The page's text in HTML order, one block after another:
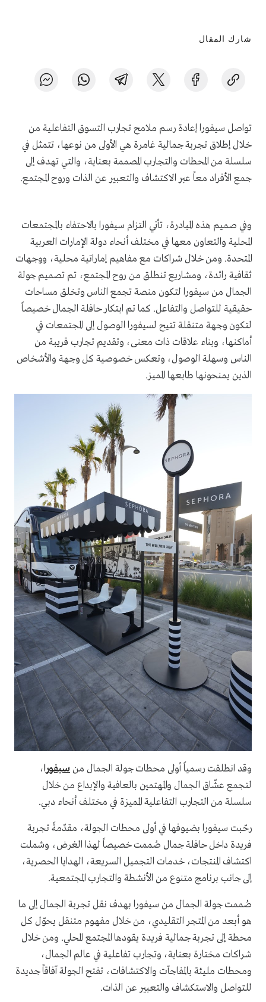
شارك المقال
تواصل سيفورا إعادة رسم ملامح تجارب التسوق التفاعلية من
خلال إطلاق تجربة جمالية غامرة هي الأولى من نوعها، تتمثل في
سلسلة من المحطات والتجارب المصممة بعناية، والتي تهدف إلى
جمع الأفراد معاً عبر الاكتشاف والتعبير عن الذات وروح المجتمع.
وفي صميم هذه المبادرة، تأتي التزام سيفورا بالاحتفاء بالمجتمعات
المحلية والتعاون معها في مختلف أنحاء دولة الإمارات العربية
المتحدة. ومن خلال شراكات مع مفاهيم إماراتية محلية، ووجهات
ثقافية رائدة، ومشاريع تنطلق من روح المجتمع، تم تصميم جولة
الجمال من سيفورا لتكون منصة تجمع الناس وتخلق مساحات
حقيقية للتواصل والتفاعل. كما تم ابتكار حافلة الجمال خصيصاً
لتكون وجهة متنقلة تتيح لسيفورا الوصول إلى المجتمعات في
أماكنها، وبناء علاقات ذات معنى، وتقديم تجارب قريبة من
الناس وسهلة الوصول، وتعكس خصوصية كل وجهة والأشخاص
الذين يمنحونها طابعها المميز.
وقد انطلقت رسمياً أولى محطات جولة الجمال من سيفورا،
لتجمع عشّاق الجمال والمهتمين بالعافية والإبداع من خلال
سلسلة من التجارب التفاعلية المميزة في مختلف أنحاء دبي.
رحّبت سيفورا بضيوفها في أولى محطات الجولة، مقدّمةً تجربة
فريدة داخل حافلة جمال صُممت خصيصاً لهذا الغرض، وشملت
اكتشاف المنتجات، خدمات التجميل السريعة، الهدايا الحصرية،
إلى جانب برنامج متنوع من الأنشطة والتجارب المجتمعية.
صُممت جولة الجمال من سيفورا بهدف نقل تجربة الجمال إلى ما
هو أبعد من المتجر التقليدي، من خلال مفهوم متنقل يحوّل كل
محطة إلى تجربة جمالية فريدة يقودها المجتمع المحلي. ومن خلال
شراكات مختارة بعناية، وتجارب تفاعلية في عالم الجمال،
ومحطات مليئة بالمفاجآت والاكتشافات، تفتح الجولة آفاقاً جديدة
للتواصل والاستكشاف والتعبير عن الذات.